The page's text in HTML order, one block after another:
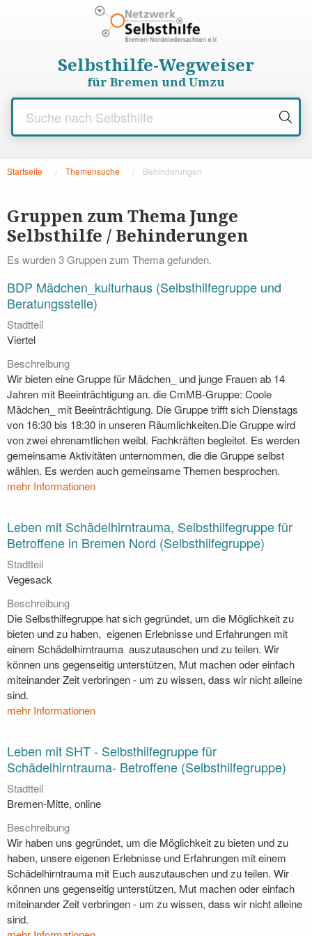
Selbsthilfe-Wegweiser
für Bremen und Umzu
Startseite Themensuche Aktuelle Seite:
Behinderungen
Gruppen zum Thema Junge
Selbsthilfe / Behinderungen
Es wurden 3 Gruppen zum Thema gefunden.
BDP Mädchen_kulturhaus (Selbsthilfegruppe und
Beratungsstelle)
Stadtteil
Viertel
Beschreibung
Wir bieten eine Gruppe für Mädchen_ und junge Frauen ab 14
Jahren mit Beeinträchtigung an. die CmMB-Gruppe: Coole
Mädchen_ mit Beeinträchtigung. Die Gruppe trifft sich Dienstags
von 16:30 bis 18:30 in unseren Räumlichkeiten.Die Gruppe wird
von zwei ehrenamtlichen weibl. Fachkräften begleitet. Es werden
gemeinsame Aktivitäten unternommen, die die Gruppe selbst
wählen. Es werden auch gemeinsame Themen besprochen.
mehr Informationen
Leben mit Schädelhirntrauma, Selbsthilfegruppe für
Betroffene in Bremen Nord (Selbsthilfegruppe)
Stadtteil
Vegesack
Beschreibung
Die Selbsthilfegruppe hat sich gegründet, um die Möglichkeit zu
bieten und zu haben, eigenen Erlebnisse und Erfahrungen mit
einem Schädelhirntrauma auszutauschen und zu teilen. Wir
können uns gegenseitig unterstützen, Mut machen oder einfach
miteinander Zeit verbringen - um zu wissen, dass wir nicht alleine
sind.
mehr Informationen
Leben mit SHT - Selbsthilfegruppe für
Schädelhirntrauma- Betroffene (Selbsthilfegruppe)
Stadtteil
Bremen-Mitte, online
Beschreibung
Wir haben uns gegründet, um die Möglichkeit zu bieten und zu
haben, unsere eigenen Erlebnisse und Erfahrungen mit einem
Schädelhirntrauma mit Euch auszutauschen und zu teilen. Wir
können uns gegenseitig unterstützen, Mut machen oder einfach
miteinander Zeit verbringen - um zu wissen, dass wir nicht alleine
sind.